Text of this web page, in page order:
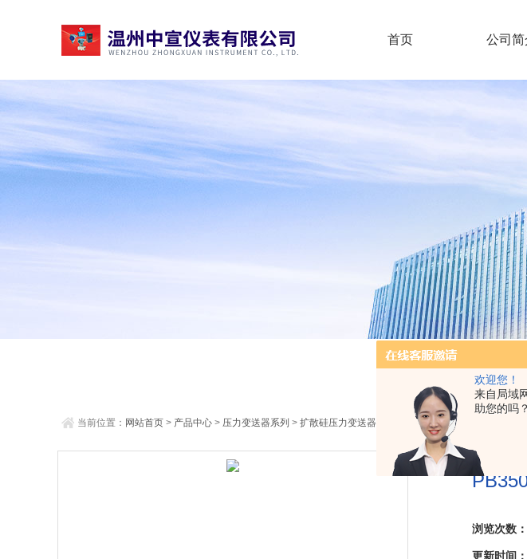
欢迎您！
来自局域
助您的吗？
首页 公司简
当前位置： 网站首页 > 产品中心 > 压力变送器系列 > 扩散硅压力变送器 > PB350,PB360，PB450智能压力
浏览次数：
更新时间：